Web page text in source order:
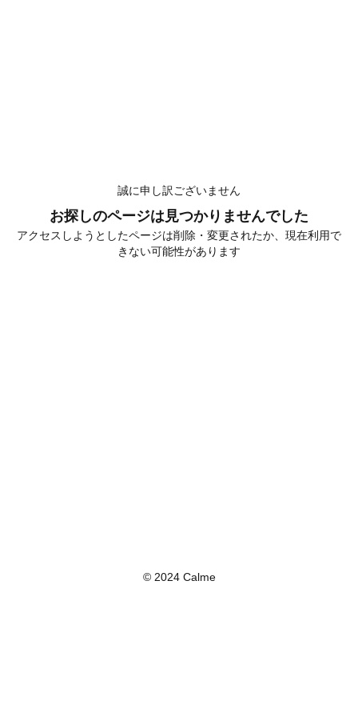
誠に申し訳ございません
お探しのページは見つかりませんでした
アクセスしようとしたページは削除・変更されたか、現在利用で
きない可能性があります
© 2024 Calme